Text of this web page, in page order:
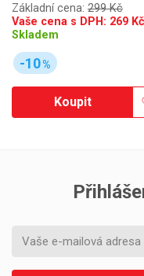
Základní cena: 299 Kč
Vaše cena s DPH: 269 Kč
Skladem
-10%
Koupit